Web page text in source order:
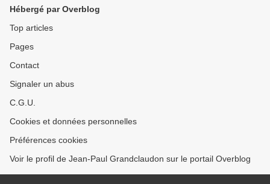
Hébergé par Overblog
Top articles
Pages
Contact
Signaler un abus
C.G.U.
Cookies et données personnelles
Préférences cookies
Voir le profil de Jean-Paul Grandclaudon sur le portail Overblog